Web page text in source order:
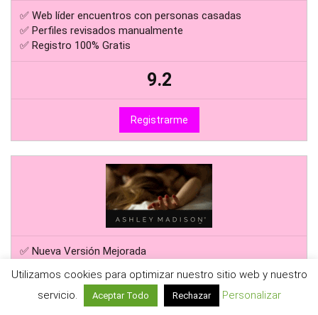
✅ Web líder encuentros con personas casadas
✅ Perfiles revisados manualmente
✅ Registro 100% Gratis
9.2
Registrarme
✅ Nueva Versión Mejorada
✅ Perfiles 100% revisados
Utilizamos cookies para optimizar nuestro sitio web y nuestro
servicio.
Aceptar Todo Rechazar Personalizar